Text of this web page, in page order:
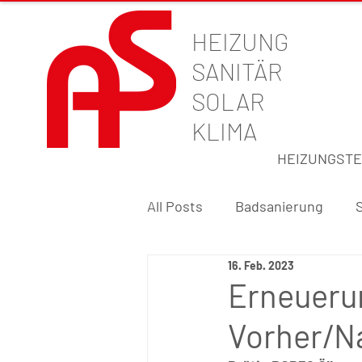
HEIZUNG
SANITÄR
SOLAR
KLIMA
All Posts Badsanierung
Vorher/
16. Feb. 2023